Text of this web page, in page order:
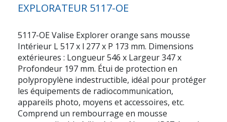
EXPLORATEUR 5117-OE
5117-OE Valise Explorer orange sans mousse
Intérieur L 517 x l 277 x P 173 mm. Dimensions
extérieures : Longueur 546 x Largeur 347 x
Profondeur 197 mm. Étui de protection en
polypropylène indestructible, idéal pour protéger
les équipements de radiocommunication,
appareils photo, moyens et accessoires, etc.
Comprend un rembourrage en mousse